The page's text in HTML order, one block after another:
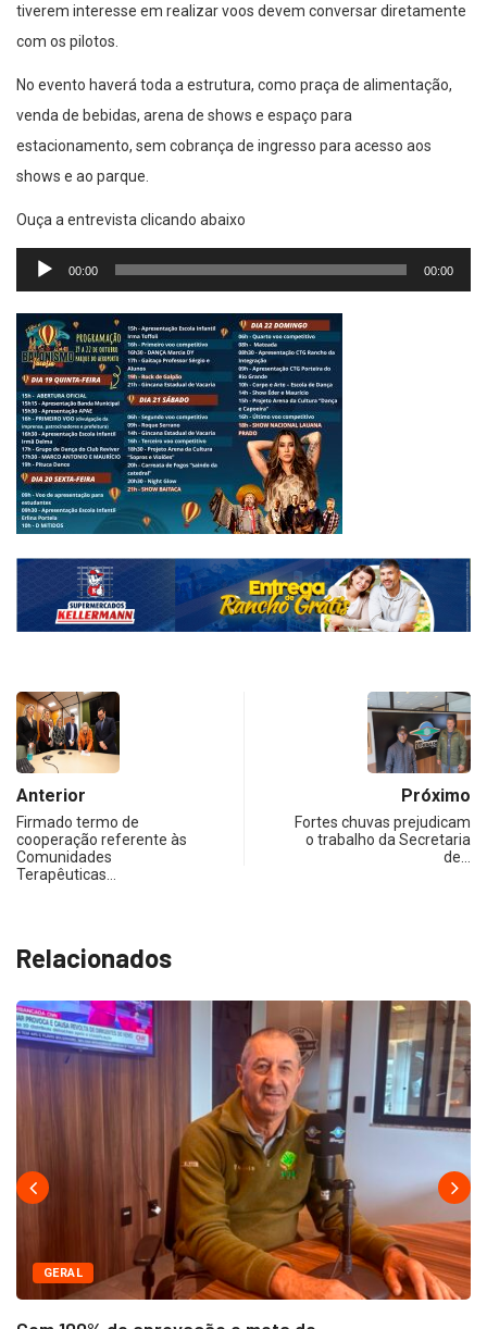
tiverem interesse em realizar voos devem conversar diretamente
com os pilotos.
No evento haverá toda a estrutura, como praça de alimentação,
venda de bebidas, arena de shows e espaço para
estacionamento, sem cobrança de ingresso para acesso aos
shows e ao parque.
Ouça a entrevista clicando abaixo
Tocador
00:00 00:00
Anterior
Firmado termo de
cooperação referente às
Comunidades
Terapêuticas…
Próximo
Fortes chuvas prejudicam
o trabalho da Secretaria
de…
Relacionados
GERAL